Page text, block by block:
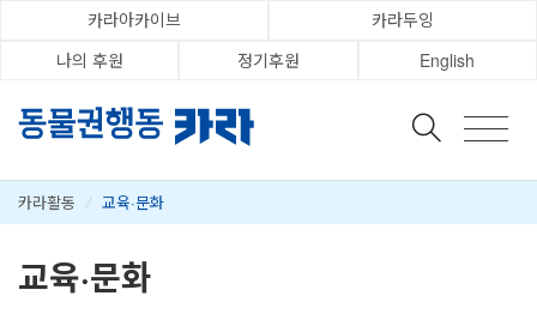
카라아카이브
카라두잉
나의 후원
정기후원 English
카라활동 / 교육·문화
교육·문화